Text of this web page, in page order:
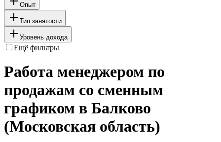
Опыт
Тип занятости
Уровень дохода
Ещё фильтры
Работа менеджером по
продажам со сменным
графиком в Балково
(Московская область)